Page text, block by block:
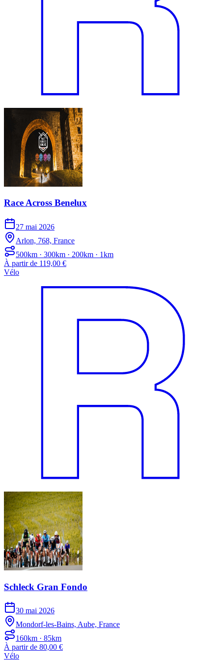
Race Across Benelux
27 mai 2026
Arlon, 768, France
500km · 300km · 200km · 1km
À partir de 119,00 €
Vélo
Schleck Gran Fondo
30 mai 2026
Mondorf-les-Bains, Aube, France
160km · 85km
À partir de 80,00 €
Vélo